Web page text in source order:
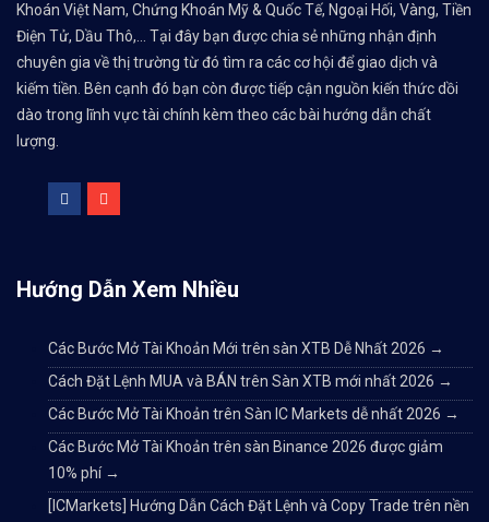
Khoán Việt Nam, Chứng Khoán Mỹ & Quốc Tế, Ngoại Hối, Vàng, Tiền
Điện Tử, Dầu Thô,... Tại đây bạn được chia sẻ những nhận định
chuyên gia về thị trường từ đó tìm ra các cơ hội để giao dịch và
kiếm tiền. Bên cạnh đó bạn còn được tiếp cận nguồn kiến thức dồi
dào trong lĩnh vực tài chính kèm theo các bài hướng dẫn chất
lượng.
Hướng Dẫn Xem Nhiều
Các Bước Mở Tài Khoản Mới trên sàn XTB Dễ Nhất 2026 →
Cách Đặt Lệnh MUA và BÁN trên Sàn XTB mới nhất 2026 →
Các Bước Mở Tài Khoản trên Sàn IC Markets dễ nhất 2026 →
Các Bước Mở Tài Khoản trên sàn Binance 2026 được giảm
10% phí →
[ICMarkets] Hướng Dẫn Cách Đặt Lệnh và Copy Trade trên nền